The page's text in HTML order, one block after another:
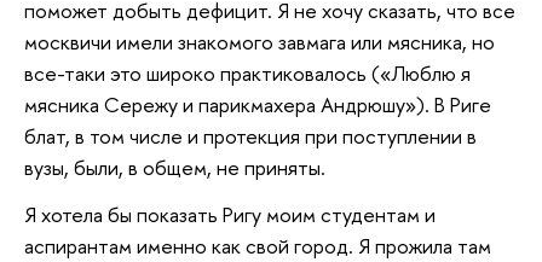
поможет добыть дефицит. Я не хочу сказать, что все
москвичи имели знакомого завмага или мясника, но
все-таки это широко практиковалось («Люблю я
мясника Сережу и парикмахера Андрюшу»). В Риге
блат, в том числе и протекция при поступлении в
вузы, были, в общем, не приняты.
Я хотела бы показать Ригу моим студентам и
аспирантам именно как свой город. Я прожила там